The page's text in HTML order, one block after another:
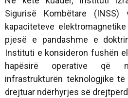
Sigurisë Kombëtare
kapaciteteve
pjesë e pandashme e
Instituti e konsideron fushën
hapësirë operative që
infrastrukturën teknologjike
drejtuar ndërhyrjes së